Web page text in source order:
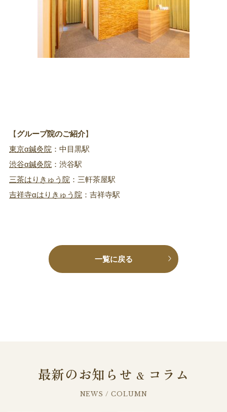
【グループ院のご紹介】
東京α鍼灸院 ：中目黒駅
渋谷α鍼灸院 ：渋谷駅
三茶はりきゅう院 ：三軒茶屋駅
吉祥寺αはりきゅう院 ：吉祥寺駅
一覧に戻る
最新のお知らせ & コラム
NEWS / COLUMN